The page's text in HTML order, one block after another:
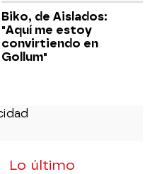
Biko, de Aislados:
"Aquí me estoy
convirtiendo en
Gollum"
Lo último